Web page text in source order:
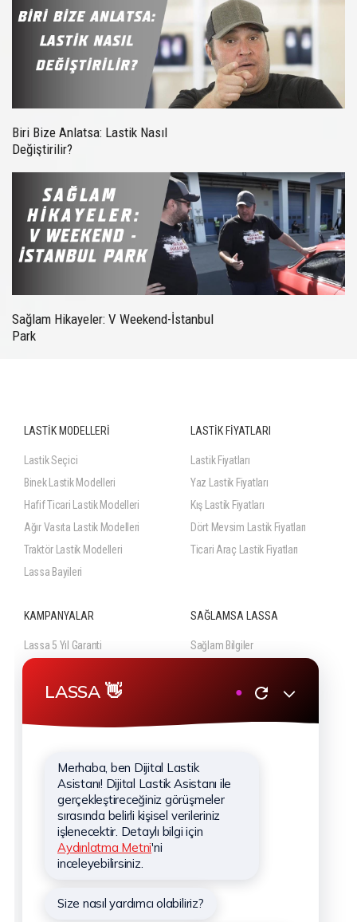
Biri Bize Anlatsa: Lastik Nasıl
Değiştirilir?
Sağlam Hikayeler: V Weekend-İstanbul
Park
LASTİK MODELLERİ
Lastik Seçici
Binek Lastik Modelleri
Hafif Ticari Lastik Modelleri
Ağır Vasıta Lastik Modelleri
Traktör Lastik Modelleri
Lassa Bayileri
LASTİK FİYATLARI
Lastik Fiyatları
Yaz Lastik Fiyatları
Kış Lastik Fiyatları
Dört Mevsim Lastik Fiyatları
Ticari Araç Lastik Fiyatları
KAMPANYALAR
Lassa 5 Yıl Garanti
Lassa Lastik Güvencesi
Güncel Lastik Kampanyaları
SAĞLAMSA LASSA
Sağlam Bilgiler
Hakkımızda
Hizmetlerimiz
Haberler
Sponsorluklar
Kişisel Verilerin Korunması